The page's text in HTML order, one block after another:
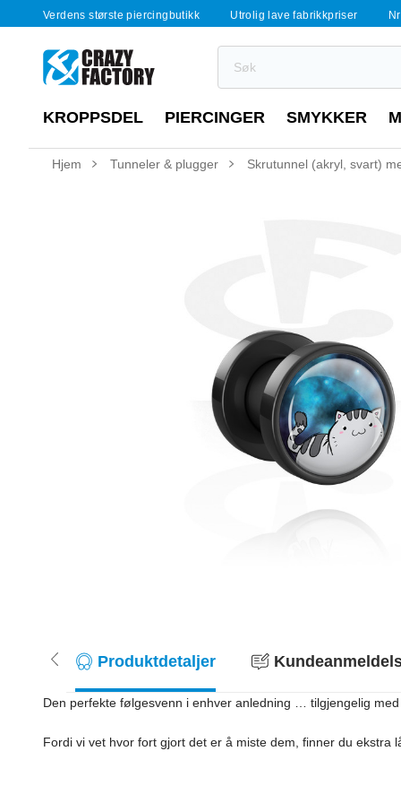
Verdens største piercingbutikk Utrolig lave fabrikkpriser
KROPPSDEL PIERCINGER SMYKKER
Hjem Tunneler & plugger Skrutunnel (akryl, svart)
Produktdetaljer
Den perfekte følgesvenn i enhver anledning … tilgjengelig
Fordi vi vet hvor fort gjort det er å miste dem, finner du ekstra